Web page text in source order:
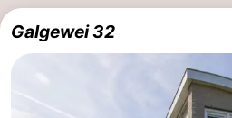
Galgewei 32